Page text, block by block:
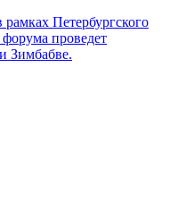
Петербургского
проведет
Зимбабве.